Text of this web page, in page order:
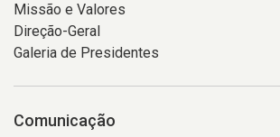
Missão e Valores
Direção-Geral
Galeria de Presidentes
Comunicação